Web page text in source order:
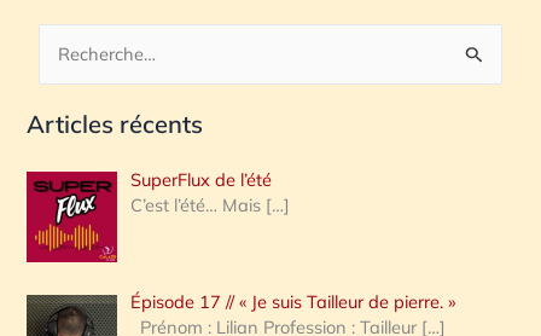
c
e
r
c
h
Articles récents
SuperFlux de l’été
C’est l’été… Mais […]
Épisode 17 // « Je suis Tailleur de pierre. »
Prénom : Lilian Profession : Tailleur […]